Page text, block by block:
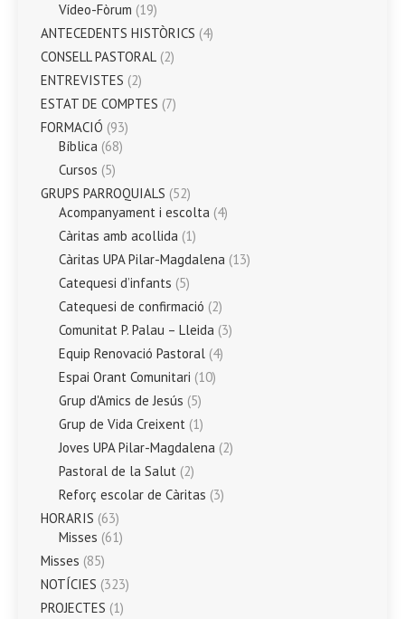
Vídeo-Fòrum (19)
ANTECEDENTS HISTÒRICS (4)
CONSELL PASTORAL (2)
ENTREVISTES (2)
ESTAT DE COMPTES (7)
FORMACIÓ (93)
Bíblica (68)
Cursos (5)
GRUPS PARROQUIALS (52)
Acompanyament i escolta (4)
Càritas amb acollida (1)
Càritas UPA Pilar-Magdalena (13)
Catequesi d’infants (5)
Catequesi de confirmació (2)
Comunitat P. Palau – Lleida (3)
Equip Renovació Pastoral (4)
Espai Orant Comunitari (10)
Grup d'Amics de Jesús (5)
Grup de Vida Creixent (1)
Joves UPA Pilar-Magdalena (2)
Pastoral de la Salut (2)
Reforç escolar de Càritas (3)
HORARIS (63)
Misses (61)
Misses (85)
NOTÍCIES (323)
PROJECTES (1)